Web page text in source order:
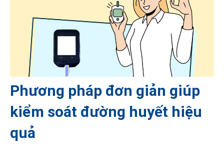
Phương pháp đơn giản giúp
kiểm soát đường huyết hiệu
quả